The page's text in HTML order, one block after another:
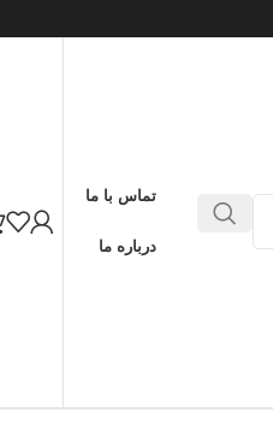
تماس با ما
درباره ما
آماده‌سازی برای نوشتن